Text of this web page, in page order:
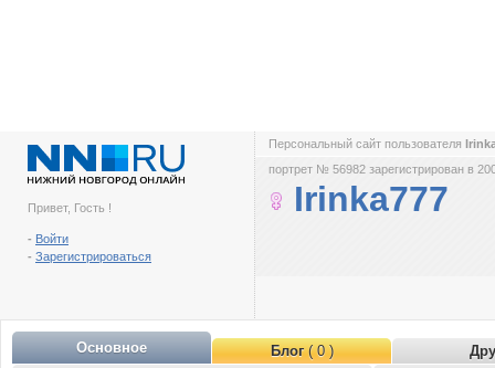
Привет, Гость !
- Войти
- Зарегистрироваться
Персональный сайт пользователя
портрет № 56982 зарегистрирован в
Irinka777
Основное Блог( 0 )